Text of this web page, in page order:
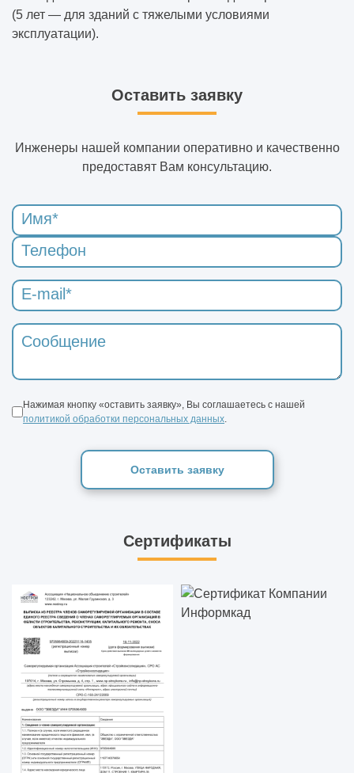
(5 лет — для зданий с тяжелыми условиями
эксплуатации).
Оставить заявку
Инженеры нашей компании оперативно и качественно
предоставят Вам консультацию.
Нажимая кнопку «оставить заявку», Вы соглашаетесь с нашей
политикой обработки персональных данных
Оставить заявку
Сертификаты